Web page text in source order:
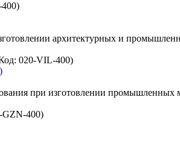
)
архитектурных и
020-VIL-400)
при изготовлении промышленных
GZN-400)